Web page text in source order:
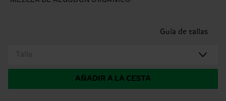
Guía de tallas
Talla
AÑADIR A LA CESTA